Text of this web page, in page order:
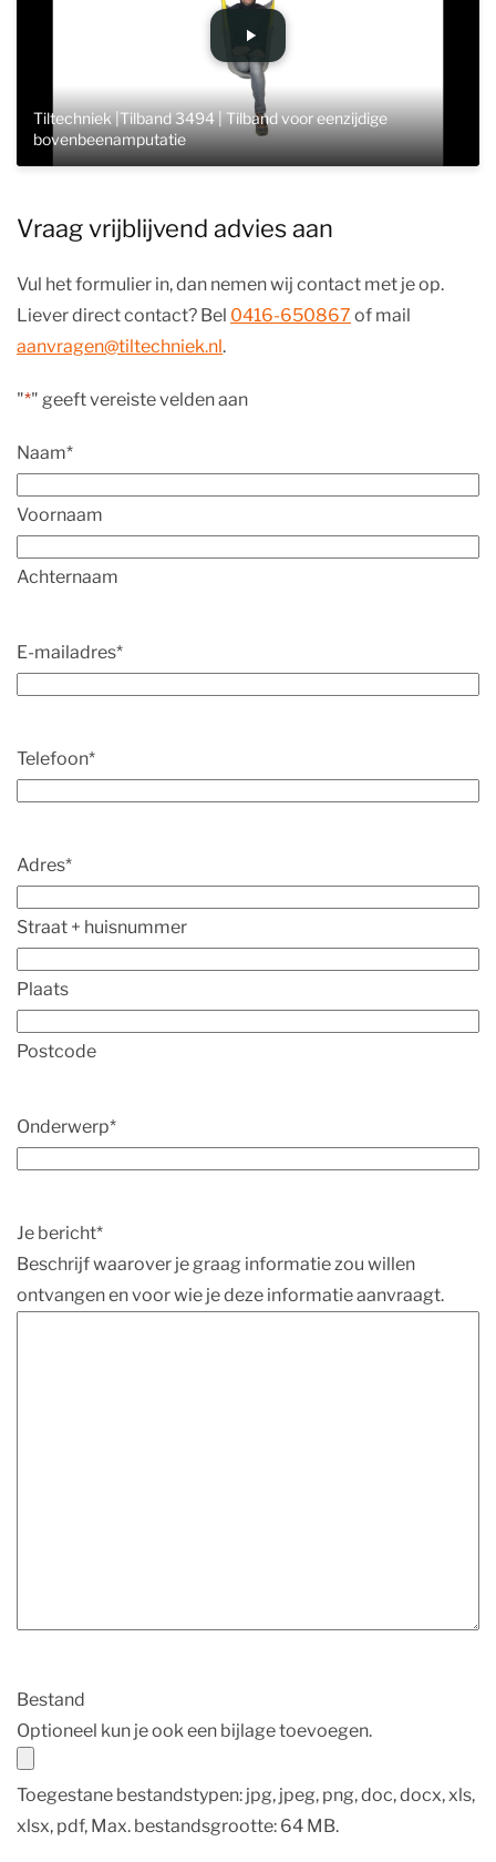
Tiltechniek |Tilband 3494 | Tilband voor eenzijdige
bovenbeenamputatie
Vraag vrijblijvend advies aan
Vul het formulier in, dan nemen wij contact met je op.
Liever direct contact? Bel 0416-650867 of mail
aanvragen@tiltechniek.nl.
"*" geeft vereiste velden aan
Naam*
Voornaam
Achternaam
E-mailadres*
Telefoon*
Adres*
Straat + huisnummer
Plaats
Postcode
Onderwerp*
Je bericht*
Beschrijf waarover je graag informatie zou willen
ontvangen en voor wie je deze informatie aanvraagt.
Bestand
Optioneel kun je ook een bijlage toevoegen.
Toegestane bestandstypen: jpg, jpeg, png, doc, docx, xls,
xlsx, pdf, Max. bestandsgrootte: 64 MB.